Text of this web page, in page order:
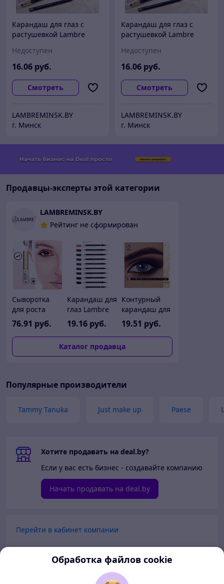
Карандаш для глаз с
растушевкой Lambre
Недоступен
16.06 руб.
Смотреть
LAMBREMINSK.BY
г. Минск
Карандаш для глаз с
растушевкой Lambre
Недоступен
16.06 руб.
Смотреть
LAMBREMINSK.BY
г. Минск
Продавцы-эксперты этой категории
LAMBREMINSK.BY
Рейтинг не сформирован
Сыворотка
для роста
ресниц
Lambre MAGIC
LONG EYELASH
76.91 руб.
Карандаш для
глаз Lambre
DEEP COLOUR
21-30
19.16 руб.
Контурный
карандаш для
глаз Lambre
Eyeliner Black
Orient
19.51 руб.
Каталог продавца
Популярные производители
Tammy Tanuka Just make up Paese
Хотите продавать на deal.by?
Если у вас есть бизнес - создавайте компанию
Начать продавать на deal.by
Перейти в кабинет компании
Перейти в личный кабинет
Обработка файлов cookie